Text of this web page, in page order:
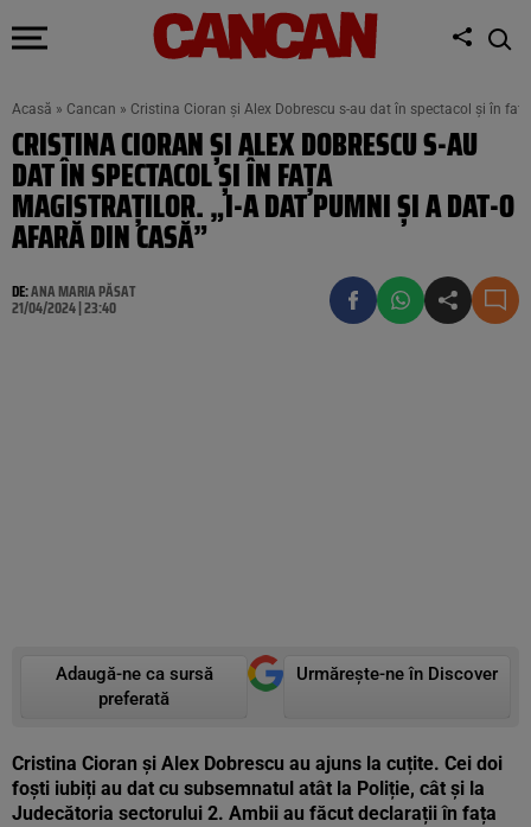
Acasă » Cancan » Cristina Cioran și Alex Dobrescu s-au dat în spectacol și în
CRISTINA CIORAN ȘI ALEX DOBRESCU S-AU
DAT ÎN SPECTACOL ȘI ÎN FAȚA
MAGISTRAȚILOR. „I-A DAT PUMNI ŞI A DAT-O
AFARĂ DIN CASĂ”
DE:ANA MARIA PĂSAT
21/04/2024 | 23:40
Adaugă-ne ca sursă
preferată
Urmărește-ne în Discover
Cristina Cioran și Alex Dobrescu au ajuns la cuțite. Cei doi
foști iubiți au dat cu subsemnatul atât la Poliție, cât și la
Judecătoria sectorului 2. Ambii au făcut declarații în fața